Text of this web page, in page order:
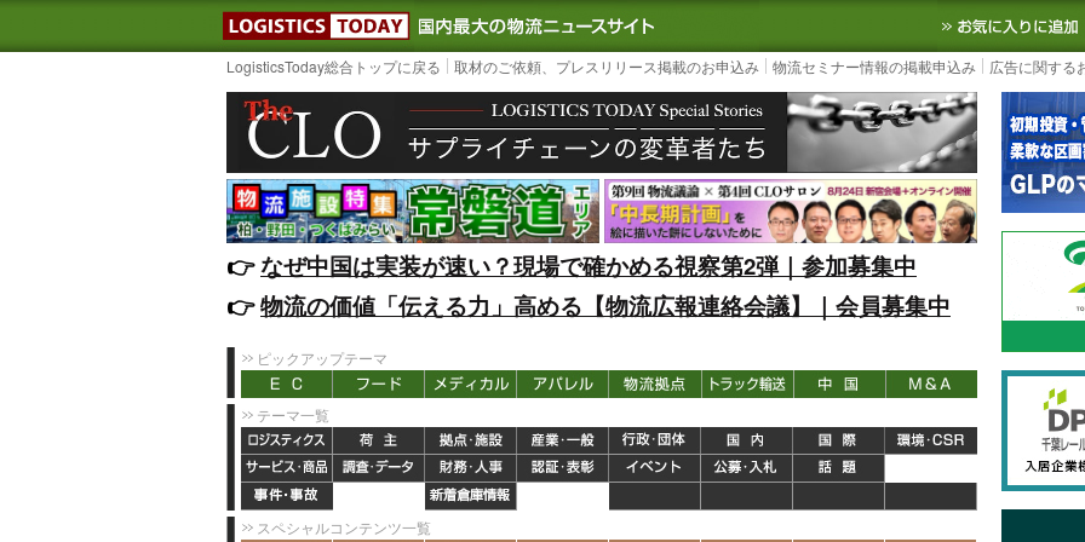
LOGISTICS TODAY｜国内最大の物流ニュースサイト3PL, SCMなど国内外の最新の物流
LogisticsToday総合トップに戻る 取材のご依頼、プレスリリース掲載のお申込み 物流セミナー情報の掲載申込み 広告に関する
👉️なぜ中国は実装が速い？現場で確かめる視察第2弾｜参加募集中
👉️物流の価値「伝える力」高める【物流広報連絡会議】｜会員募集中
ピックアップテーマ
テーマ一覧
スペシャルコンテンツ一覧